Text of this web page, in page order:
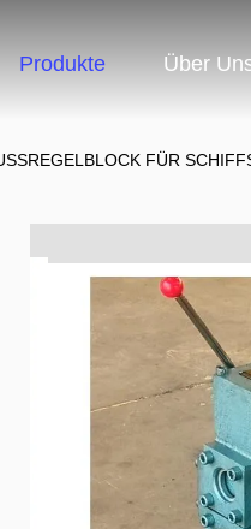
Produkte Über
FÜR